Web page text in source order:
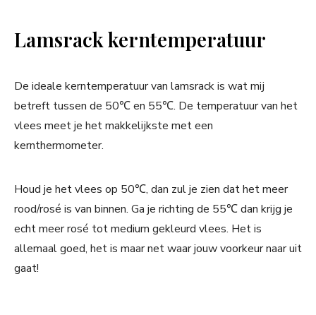
Lamsrack kerntemperatuur
De ideale kerntemperatuur van lamsrack is wat mij
betreft tussen de 50℃ en 55℃. De temperatuur van het
vlees meet je het makkelijkste met een
kernthermometer.
Houd je het vlees op 50℃, dan zul je zien dat het meer
rood/rosé is van binnen. Ga je richting de 55℃ dan krijg je
echt meer rosé tot medium gekleurd vlees. Het is
allemaal goed, het is maar net waar jouw voorkeur naar uit
gaat!